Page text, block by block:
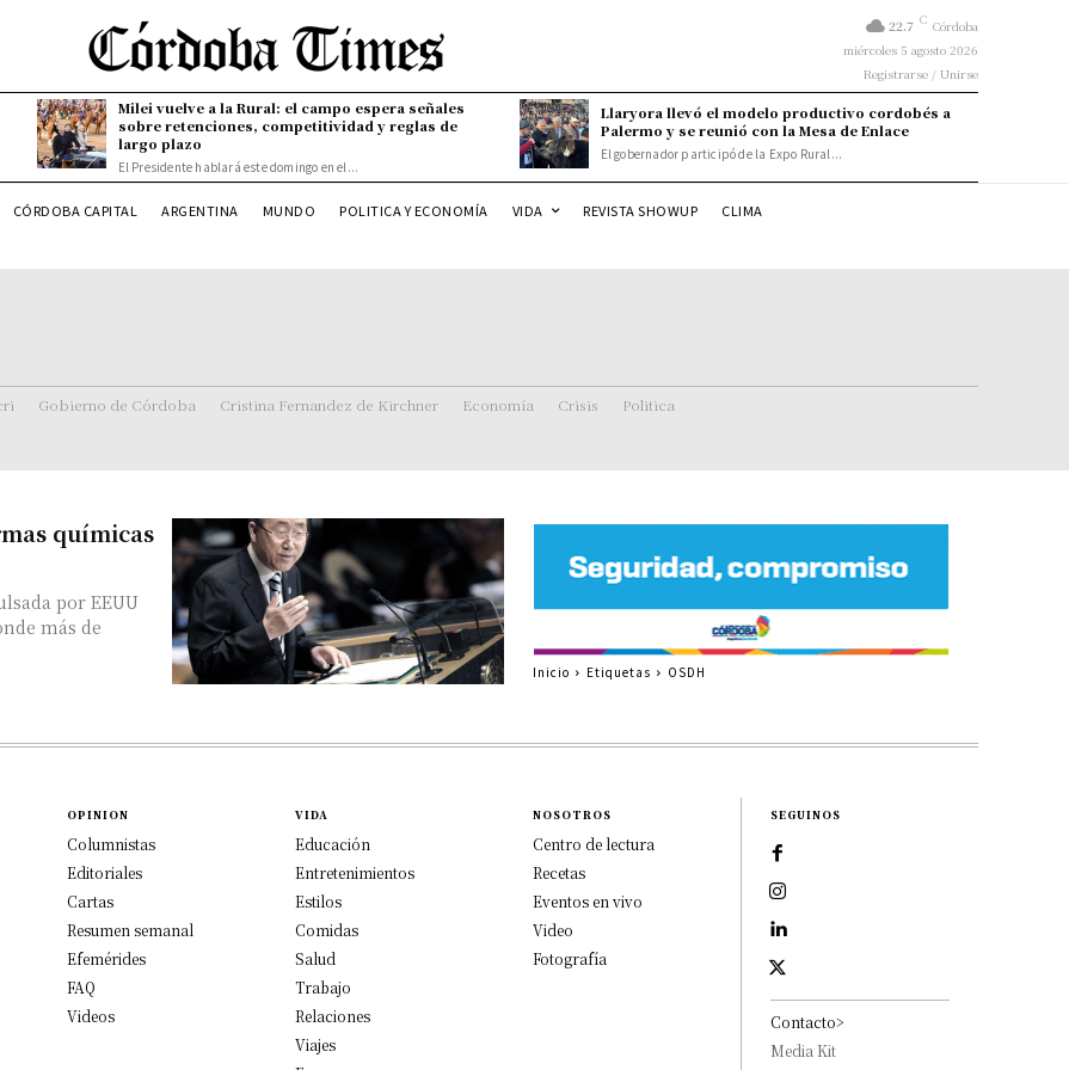
22.7 C Córdoba
miércoles 5 agosto 2026
Registrarse / Unirse
Milei vuelve a la Rural: el campo espera señales
sobre retenciones, competitividad y reglas de
largo plazo
El Presidente hablará este domingo en el...
Llaryora llevó el modelo productivo cordobés a
Palermo y se reunió con la Mesa de Enlace
El gobernador participó de la Expo Rural...
CÓRDOBA CAPITAL ARGENTINA MUNDO POLITICA Y ECONOMÍA VIDA REVISTA SHOWUP CLIMA
Gobierno de Córdoba Cristina Fernandez de Kirchner Economía Crisis Politica
químicas
por EEUU
más de
Inicio Etiquetas OSDH
OPINION
Columnistas
Editoriales
Cartas
Resumen semanal
Efemérides
FAQ
Videos
VIDA
Educación
Entretenimientos
Estilos
Comidas
Salud
Trabajo
Relaciones
Viajes
NOSOTROS
Centro de lectura
Recetas
Eventos en vivo
Video
Fotografía
SEGUINOS
Contacto>
Media Kit